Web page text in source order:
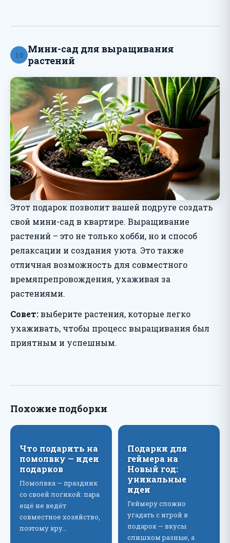
10 Мини-сад для выращивания
растений
Этот подарок позволит вашей подруге создать
свой мини-сад в квартире. Выращивание
растений – это не только хобби, но и способ
релаксации и создания уюта. Это также
отличная возможность для совместного
времяпрепровождения, ухаживая за
растениями.
Совет:выберите растения, которые легко
ухаживать, чтобы процесс выращивания был
приятным и успешным.
Похожие подборки
Что подарить на
помолвку — идеи
подарков
Помолвка — праздник
со своей логикой: пара
ещё не ведёт
совместное хозяйство,
поэтому кру…
Подарки для
геймера на
Новый год:
уникальные
идеи
Геймеру сложно
угадать с игрой в
подарок — вкусы
слишком разные, а